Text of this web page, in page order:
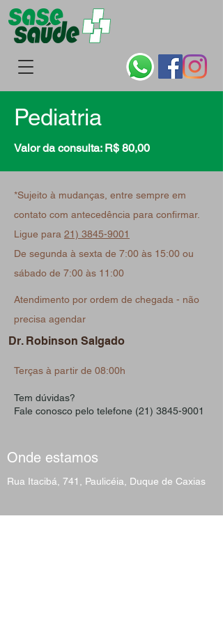
Pediatria
Valor da consulta: R$ 80,00
*Sujeito à mudanças, entre sempre em
contato com antecedência para confirmar.
Ligue para 21) 3845-9001
De segunda à sexta de 7:00 às 15:00 ou
sábado de 7:00 às 11:00
Atendimento por ordem de chegada - não
precisa agendar
Dr. Robinson Salgado
Terças à partir de 08:00h
Tem dúvidas?
Fale conosco pelo telefone (21) 3845-9001
Onde estamos
Rua Itacibá, 741, Paulicéia, Duque de Caxias